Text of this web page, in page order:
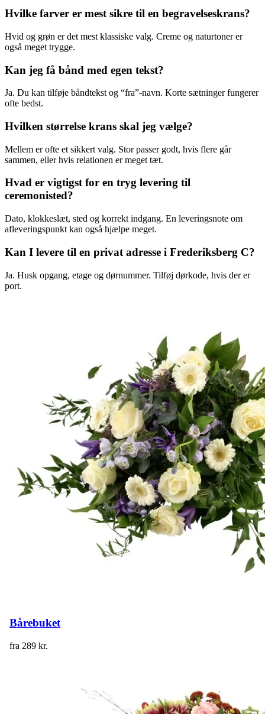
Hvilke farver er mest sikre til en begravelseskrans?
Hvid og grøn er det mest klassiske valg. Creme og naturtoner er
også meget trygge.
Kan jeg få bånd med egen tekst?
Ja. Du kan tilføje båndtekst og “fra”-navn. Korte sætninger fungerer
ofte bedst.
Hvilken størrelse krans skal jeg vælge?
Mellem er ofte et sikkert valg. Stor passer godt, hvis flere går
sammen, eller hvis relationen er meget tæt.
Hvad er vigtigst for en tryg levering til
ceremonisted?
Dato, klokkeslæt, sted og korrekt indgang. En leveringsnote om
afleveringspunkt kan også hjælpe meget.
Kan I levere til en privat adresse i Frederiksberg C?
Ja. Husk opgang, etage og dørnummer. Tilføj dørkode, hvis der er
port.
Bårebuket
fra 289 kr.